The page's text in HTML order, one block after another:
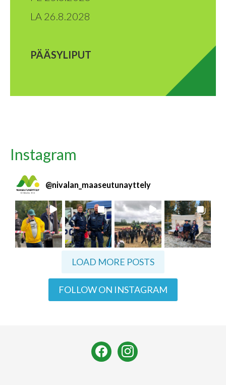
LA 26.8.2028
PÄÄSYLIPUT
Instagram
@nivalan_maaseutunayttely
LOAD MORE POSTS
FOLLOW ON INSTAGRAM
facebookinstagram